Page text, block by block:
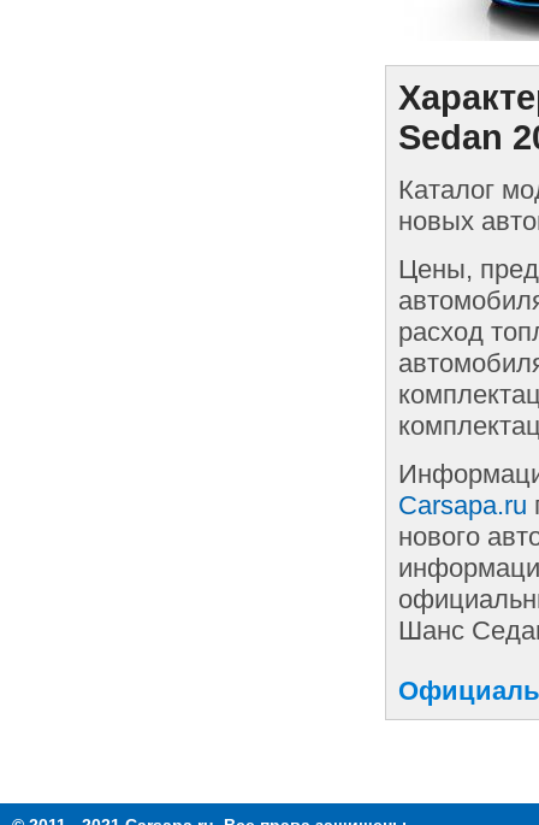
Sedan
Каталог
новых
Цены,
расход
Carsapa.ru
нового
Шанс